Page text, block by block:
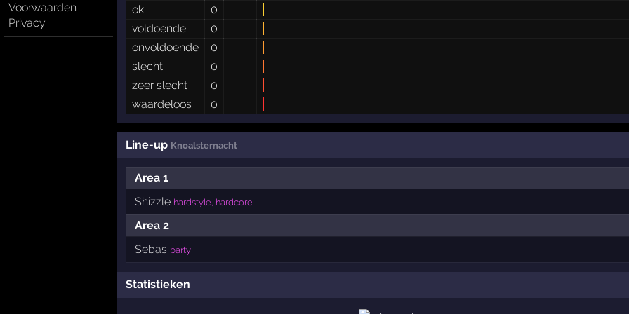
Voorwaarden
Privacy
ok
0
voldoende
0
onvoldoende
0
slecht
0
zeer slecht
0
waardeloos
0
Line-up Knoalsternacht
Area 1
Shizzle hardstyle, hardcore
Area 2
Sebas party
Statistieken